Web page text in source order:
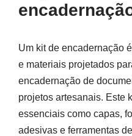
Um kit de encadernação
e materiais projetados
encadernação de
projetos artesanais. Este
essenciais como capas,
adesivas e ferramentas